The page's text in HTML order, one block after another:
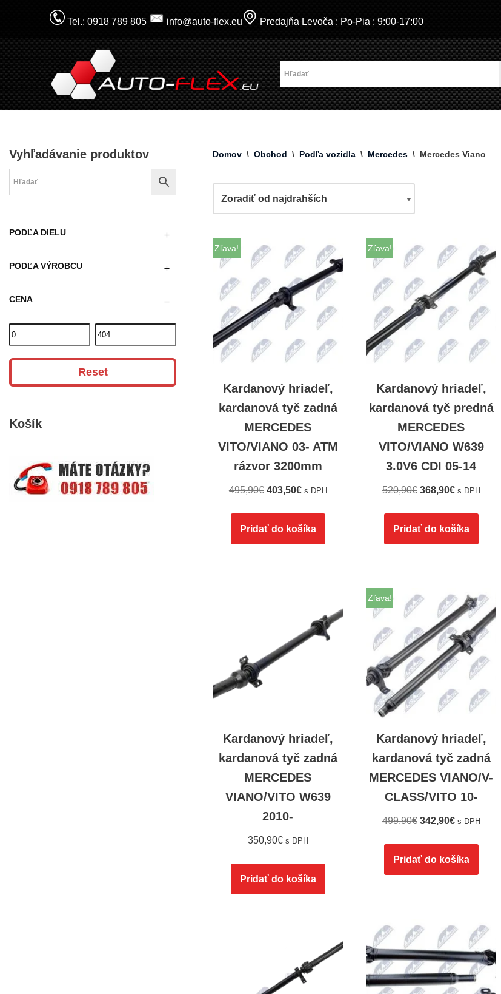
na
obsah
Tel.: 0918 789 805 info@auto-flex.eu Predajňa Levoča : Po-Pia : 9:00-17:00
Vyhľadávanie produktov
PODĽA DIELU
PODĽA VÝROBCU
CENA
Reset
Košík
Domov \ Obchod \ Podľa vozidla \ Mercedes \ Mercedes Viano
Zľava!
Kardanový hriadeľ,
kardanová tyč zadná
MERCEDES
VITO/VIANO 03- ATM
rázvor 3200mm
495,90€ 403,50€ s DPH
Pridať do košíka
Zľava!
Kardanový hriadeľ,
kardanová tyč predná
MERCEDES
VITO/VIANO W639
3.0V6 CDI 05-14
520,90€ 368,90€ s DPH
Pridať do košíka
Kardanový hriadeľ,
kardanová tyč zadná
MERCEDES
VIANO/VITO W639
2010-
350,90€ s DPH
Pridať do košíka
Zľava!
Kardanový hriadeľ,
kardanová tyč zadná
MERCEDES VIANO/V-
CLASS/VITO 10-
499,90€ 342,90€ s DPH
Pridať do košíka